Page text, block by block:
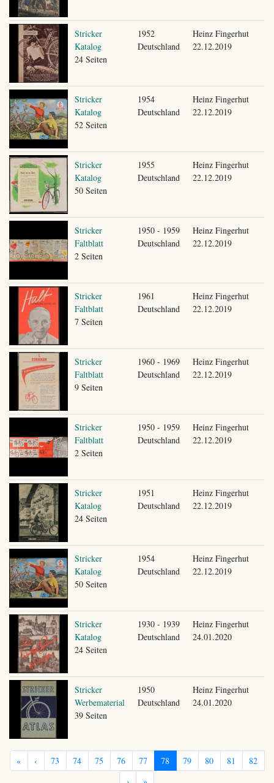
Stricker
Katalog
24 Seiten
1952
Deutschland
Heinz Fingerhut
22.12.2019
Stricker
Katalog
52 Seiten
1954
Deutschland
Heinz Fingerhut
22.12.2019
Stricker
Katalog
50 Seiten
1955
Deutschland
Heinz Fingerhut
22.12.2019
Stricker
Faltblatt
2 Seiten
1950 - 1959
Deutschland
Heinz Fingerhut
22.12.2019
Stricker
Faltblatt
7 Seiten
1961
Deutschland
Heinz Fingerhut
22.12.2019
Stricker
Faltblatt
9 Seiten
1960 - 1969
Deutschland
Heinz Fingerhut
22.12.2019
Stricker
Faltblatt
2 Seiten
1950 - 1959
Deutschland
Heinz Fingerhut
22.12.2019
Stricker
Katalog
24 Seiten
1951
Deutschland
Heinz Fingerhut
22.12.2019
Stricker
Katalog
50 Seiten
1954
Deutschland
Heinz Fingerhut
22.12.2019
Stricker
Katalog
24 Seiten
1930 - 1939
Deutschland
Heinz Fingerhut
24.01.2020
Stricker
Werbematerial
39 Seiten
1950
Deutschland
Heinz Fingerhut
24.01.2020
« ‹ 73 74 75 76 77 78 79 80 81
82
›
»